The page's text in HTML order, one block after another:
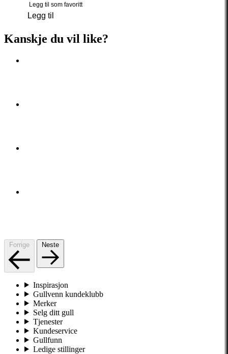
Legg til som favoritt
Legg til
Kanskje du vil like?
Forrige Neste
Inspirasjon
Gullvenn kundeklubb
Merker
Selg ditt gull
Tjenester
Kundeservice
Gullfunn
Ledige stillinger